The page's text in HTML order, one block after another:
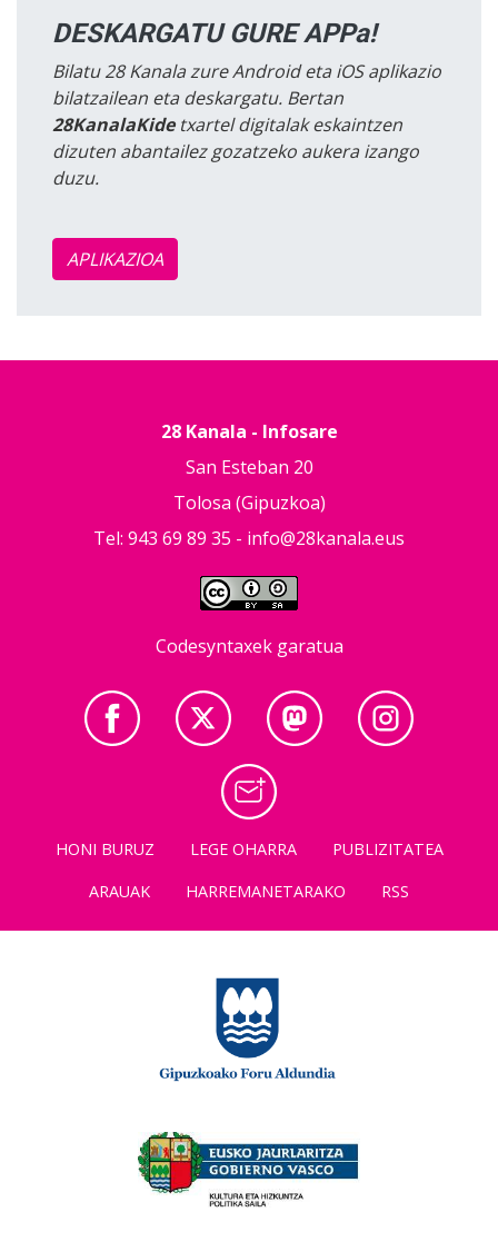
DESKARGATU GURE APPa!
Bilatu 28 Kanala zure Android eta iOS aplikazio
bilatzailean eta deskargatu. Bertan
28KanalaKidetxartel digitalak eskaintzen
dizuten abantailez gozatzeko aukera izango
duzu.
APLIKAZIOA
28 Kanala - Infosare
San Esteban 20
Tolosa (Gipuzkoa)
Tel: 943 69 89 35 - info@28kanala.eus
Codesyntaxek garatua
HONI BURUZ LEGE OHARRA
PUBLIZITATEA
ARAUAK
HARREMANETARAKO RSS